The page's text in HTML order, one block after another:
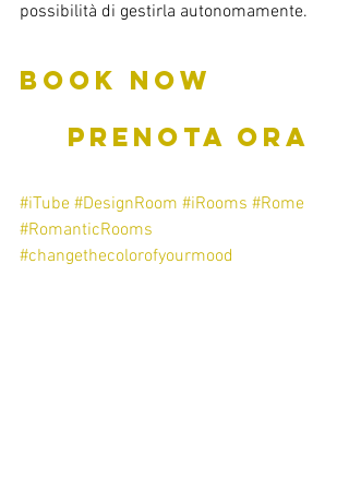
possibilità di gestirla autonomamente.
BOOK NOW
    PRENOTA ORA
#iTube #DesignRoom #iRooms #Rome
#RomanticRooms
#changethecolorofyourmood